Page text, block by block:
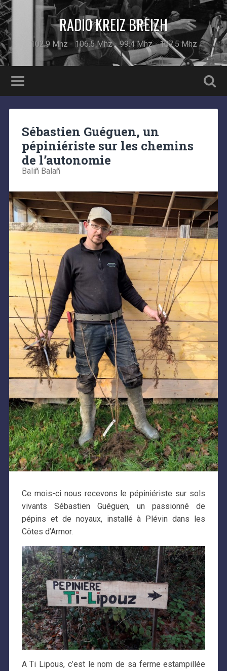
RADIO KREIZ BREIZH
102.9 Mhz - 106.5 Mhz - 99.4 Mhz - 107.5 Mhz
Sébastien Guéguen, un
pépiniériste sur les chemins
de l’autonomie
Baliñ Balañ
Ce mois-ci nous recevons le pépiniériste sur sols
vivants Sébastien Guéguen, un passionné de
pépins et de noyaux, installé à Plévin dans les
Côtes d’Armor.
A Ti Lipous, c’est le nom de sa ferme estampillée